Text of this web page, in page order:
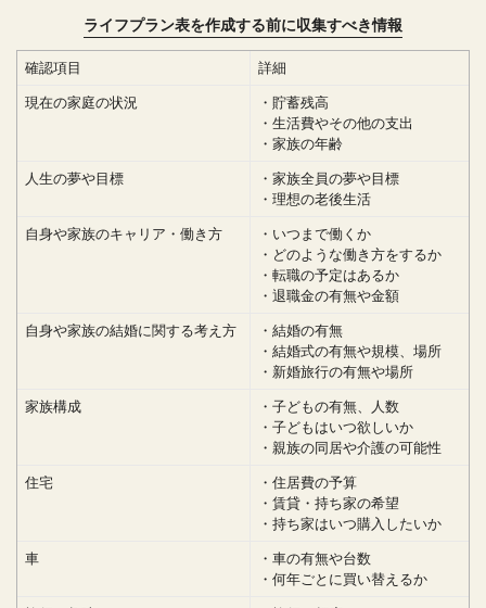
ライフプラン表を作成する前に収集すべき情報
確認項目 詳細
現在の家庭の状況
・貯蓄残高
・生活費やその他の支出
・家族の年齢
人生の夢や目標
・家族全員の夢や目標
・理想の老後生活
自身や家族のキャリア・働き方
・いつまで働くか
・どのような働き方をするか
・転職の予定はあるか
・退職金の有無や金額
自身や家族の結婚に関する考え方
・結婚の有無
・結婚式の有無や規模、場所
・新婚旅行の有無や場所
家族構成
・子どもの有無、人数
・子どもはいつ欲しいか
・親族の同居や介護の可能性
住宅
・住居費の予算
・賃貸・持ち家の希望
・持ち家はいつ購入したいか
車
・車の有無や台数
・何年ごとに買い替えるか